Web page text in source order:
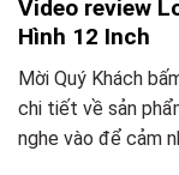
Video review
Hình 12 Inch
Mời Quý Khách
chi tiết về sản
nghe vào để cảm